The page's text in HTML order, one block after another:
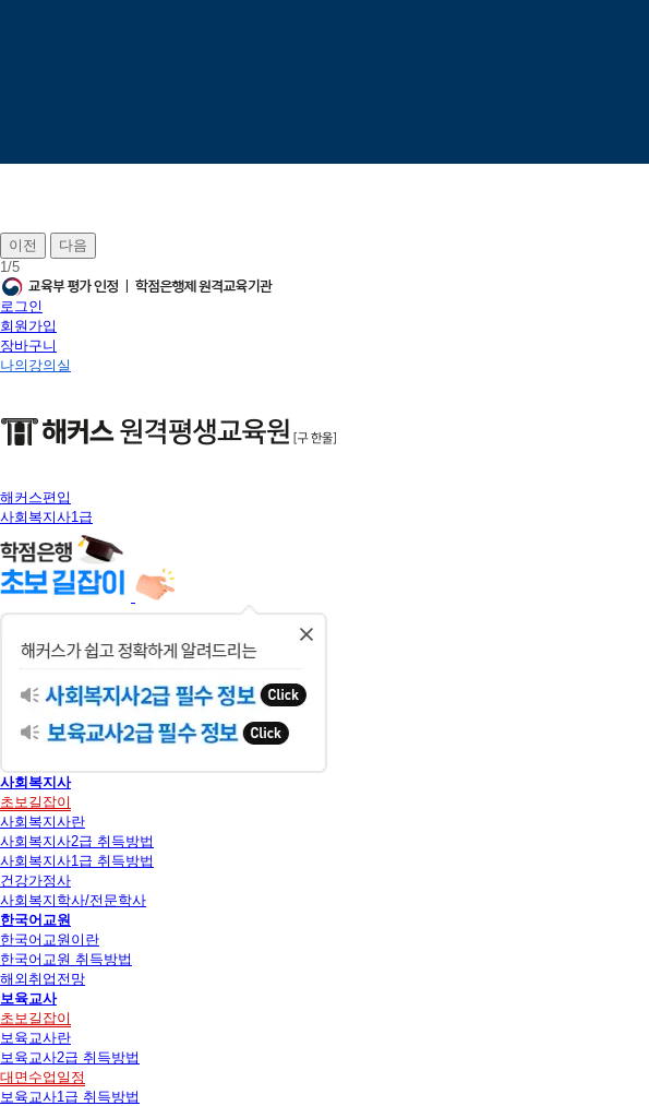
이전
다음
1/5
로그인
회원가입
장바구니
나의강의실
해커스편입
사회복지사1급
사회복지사
초보길잡이
사회복지사란
사회복지사2급 취득방법
사회복지사1급 취득방법
건강가정사
사회복지학사/전문학사
한국어교원
한국어교원이란
한국어교원 취득방법
해외취업전망
보육교사
초보길잡이
보육교사란
보육교사2급 취득방법
대면수업일정
보육교사1급 취득방법